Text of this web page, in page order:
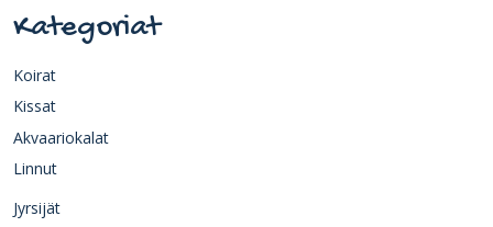
Kategoriat
Koirat
Kissat
Akvaariokalat
Linnut
Jyrsijät